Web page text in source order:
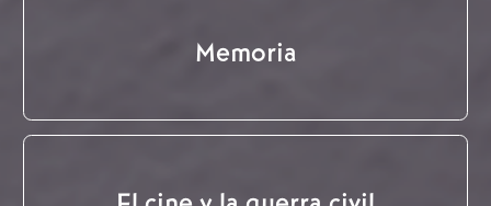
Memoria